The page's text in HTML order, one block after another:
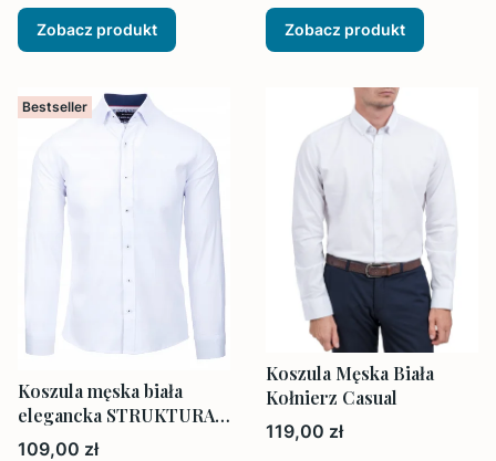
Zobacz produkt Zobacz produkt
Bestseller
Koszula męska biała
elegancka STRUKTURA
SLIM
Cena
109,00 zł
Koszula Męska Biała
Kołnierz Casual
Cena
119,00 zł